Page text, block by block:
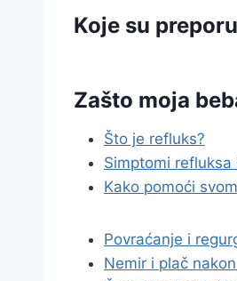
Koje su
Zašto moja
Što je refluks?
Simptomi
Kako pomoći
Povraćanje i
Nemir i plač